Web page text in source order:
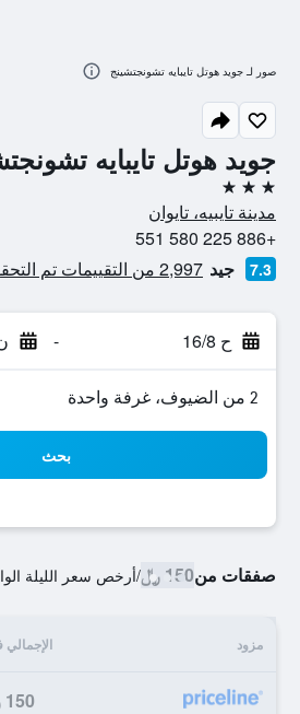
جويد هوتل تايبايه
3 نجوم
مدينة تايبيه، تايوان
+886 225 580 551
7.3 جيد 2,997 من التقييمات تم التحقق منها
ح 16/8 - ن
2 من الضيوف، غرفة واحدة
بحث
صفقات من150 ﷼ /أرخص سعر الليلة
مزود الإجمالي
150 ﷼
صور لـ جويد هوتل تايبايه تشونجتشينج